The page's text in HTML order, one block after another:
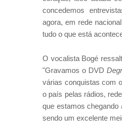
concedemos
agora, em rede
tudo o que está
O vocalista Bogé
"Gravamos o DVD
várias conquistas com
o país pelas rádios,
que estamos
sendo um excelente